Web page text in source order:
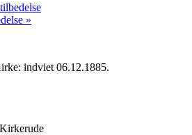
»
indviet 06.12.1885.